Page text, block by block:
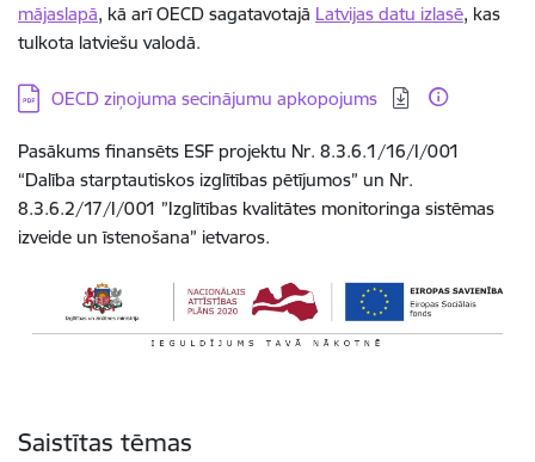
mājaslapā, kā arī OECD sagatavotajā Latvijas datu izlasē, kas
tulkota latviešu valodā.
Lejupielādēt:
OECD ziņojuma secinājumu apkopojums
Pasākums finansēts ESF projektu Nr. 8.3.6.1/16/I/001
“Dalība starptautiskos izglītības pētījumos” un Nr.
8.3.6.2/17/I/001 ”Izglītības kvalitātes monitoringa sistēmas
izveide un īstenošana” ietvaros.
Saistītas tēmas